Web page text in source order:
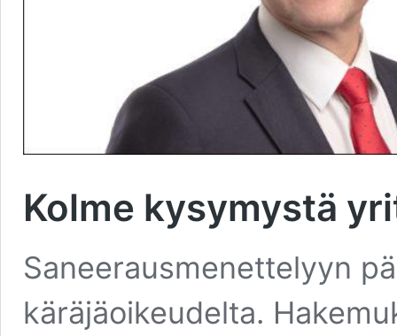
Kolme kysymystä
Saneerausmenettelyyn
käräjäoikeudelta.